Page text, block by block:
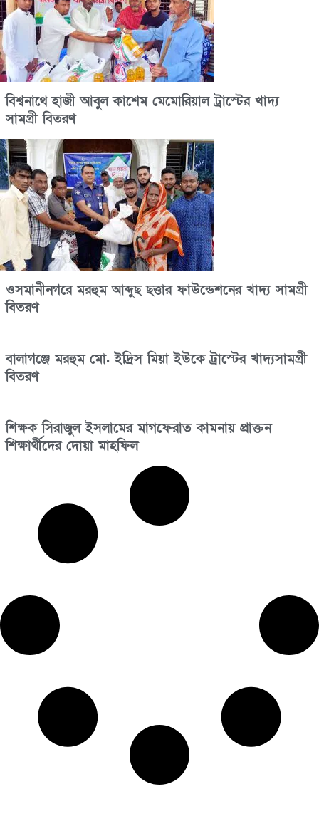
বিশ্বনাথে হাজী আবুল কাশেম মেমোরিয়াল ট্রাস্টের খাদ্য
সামগ্রী বিতরণ
ওসমানীনগরে মরহুম আব্দুছ ছত্তার ফাউন্ডেশনের খাদ্য সামগ্রী
বিতরণ
বালাগঞ্জে মরহুম মো. ইদ্রিস মিয়া ইউকে ট্রাস্টের খাদ্যসামগ্রী
বিতরণ
শিক্ষক সিরাজুল ইসলামের মাগফেরাত কামনায় প্রাক্তন
শিক্ষার্থীদের দোয়া মাহফিল